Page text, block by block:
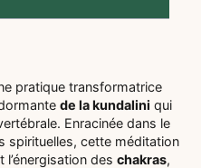
pratique transformatrice
de la kundalini qui
Enracinée dans le
spirituelles, cette méditation
l’énergisation des chakras,